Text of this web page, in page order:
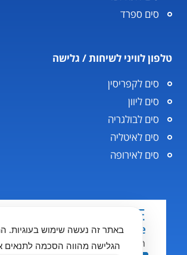
סים ספרד
טלפון לוויני לשיחות / גלישה
סים לקפריסין
סים ליוון
סים לבולגריה
סים לאיטליה
סים לאירופה
באתר זה נעשה שימוש בעוגיות.
הגלישה מהווה הסכמה לתנאים